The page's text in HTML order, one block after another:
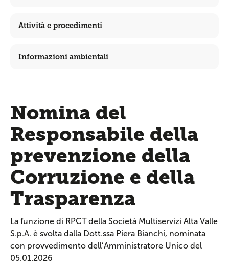
Attività e procedimenti
Informazioni ambientali
Nomina del
Responsabile della
prevenzione della
Corruzione e della
Trasparenza
La funzione di RPCT della Società Multiservizi Alta Valle
S.p.A. è svolta dalla Dott.ssa Piera Bianchi, nominata
con provvedimento dell’Amministratore Unico del
05.01.2026